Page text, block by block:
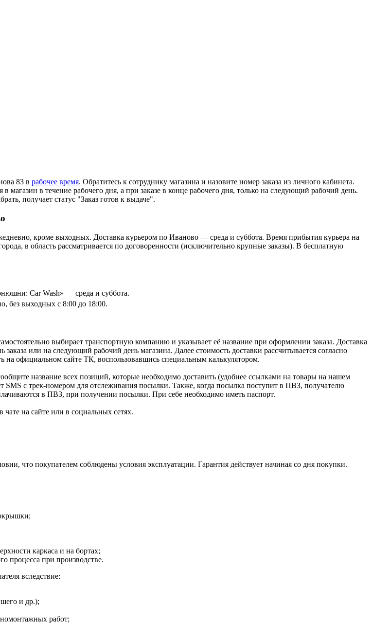
83 в рабочее время. Обратитесь к сотруднику магазина и назовите номер заказа из личного кабинета.
магазин в течение рабочего дня, а при заказе в конце рабочего дня, только на следующий рабочий день.
получает статус "Заказ готов к выдаче".
кроме выходных. Доставка курьером по Иваново — среда и суббота. Время прибытия курьера на
в область рассматривается по договоренности (исключительно крупные заказы). В бесплатную
Car Wash» — среда и суббота.
без выходных с 8:00 до 18:00.
выбирает транспортную компанию и указывает её название при оформлении заказа. Доставка
или на следующий рабочий день магазина. Далее стоимость доставки рассчитывается согласно
официальном сайте ТК, воспользовавшись специальным калькулятором.
название всех позиций, которые необходимо доставить (удобнее ссылками на товары на нашем
с трек-номером для отслеживания посылки. Также, когда посылка поступит в ПВЗ, получателю
в ПВЗ, при получении посылки. При себе необходимо иметь паспорт.
на сайте или в социальных сетях.
что покупателем соблюдены условия эксплуатации. Гарантия действует начиная со дня покупки.
каркаса и на бортах;
процесса при производстве.
вследствие:
и др.);
работ;